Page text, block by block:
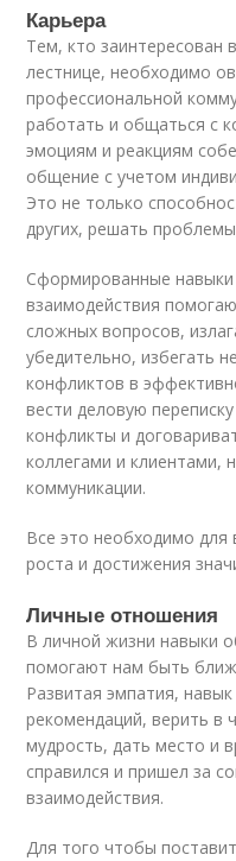
Карьера
Тем, кто заинтересован
лестнице, необходимо
профессиональной
работать и общаться с
эмоциям и реакциям
общение с учетом
Это не только
других, решать
Сформированные
взаимодействия
сложных вопросов,
убедительно, избегать
конфликтов в
вести деловую
конфликты и
коллегами и клиентами,
коммуникации.
Все это необходимо для
роста и достижения
Личные отношения
В личной жизни навыки
помогают нам быть
Развитая эмпатия,
рекомендаций, верить в
мудрость, дать место и
справился и пришел за
взаимодействия.
Для того чтобы